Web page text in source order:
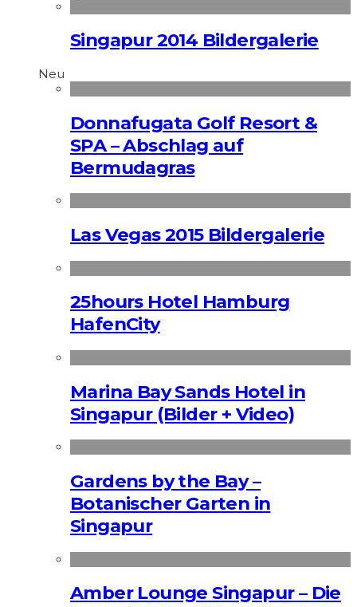
Singapur 2014 Bildergalerie
Neu
Donnafugata Golf Resort &
SPA – Abschlag auf
Bermudagras
Las Vegas 2015 Bildergalerie
25hours Hotel Hamburg
HafenCity
Marina Bay Sands Hotel in
Singapur (Bilder + Video)
Gardens by the Bay –
Botanischer Garten in
Singapur
Amber Lounge Singapur – Die